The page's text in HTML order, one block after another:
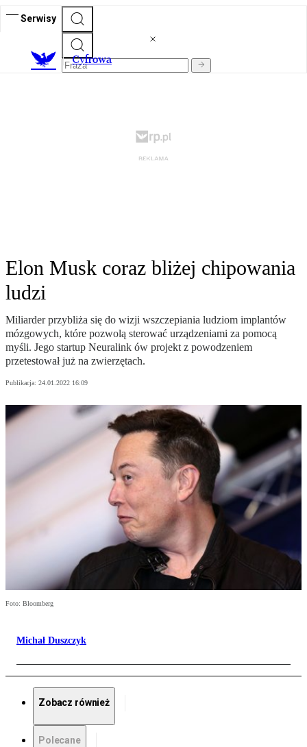
Serwisy
Cyfrowa
Elon Musk coraz bliżej chipowania
ludzi
Miliarder przybliża się do wizji wszczepiania ludziom implantów
mózgowych, które pozwolą sterować urządzeniami za pomocą
myśli. Jego startup Neuralink ów projekt z powodzeniem
przetestował już na zwierzętach.
Publikacja: 24.01.2022 16:09
Foto: Bloomberg
Michał Duszczyk
Zobacz również
Polecane